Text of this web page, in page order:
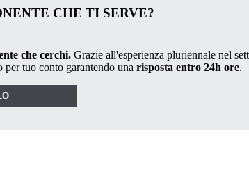
CHE TI SERVE?
che cerchi. Grazie all'esperienza pluriennale nel
tuo conto garantendo una risposta entro 24h ore.